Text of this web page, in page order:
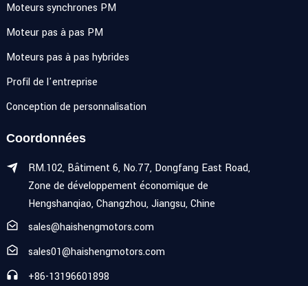
Moteurs synchrones PM
Moteur pas à pas PM
Moteurs pas à pas hybrides
Profil de l'entreprise
Conception de personnalisation
Coordonnées
RM.102, Bâtiment 6, No.77, Dongfang East Road,
Zone de développement économique de
Hengshanqiao, Changzhou, Jiangsu, Chine
sales@haishengmotors.com
sales01@haishengmotors.com
+86-13196601898